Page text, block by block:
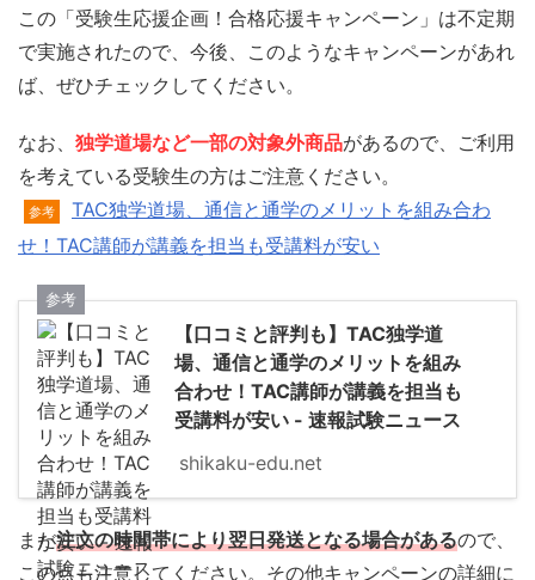
この「受験生応援企画！合格応援キャンペーン」は不定期
で実施されたので、今後、このようなキャンペーンがあれ
ば、ぜひチェックしてください。
なお、 独学道場など一部の対象外商品があるので、ご利用
を考えている受験生の方はご注意ください。
参考
TAC独学道場、通信と通学のメリットを組み合わ
せ！TAC講師が講義を担当も受講料が安い
参考
【口コミと評判も】TAC独学道
場、通信と通学のメリットを組み
合わせ！TAC講師が講義を担当も
受講料が安い - 速報試験ニュース
shikaku-edu.net
また注文の時間帯により翌日発送となる場合があるので、
この点も注意してください。その他キャンペーンの詳細に